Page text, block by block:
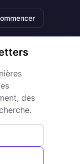
des